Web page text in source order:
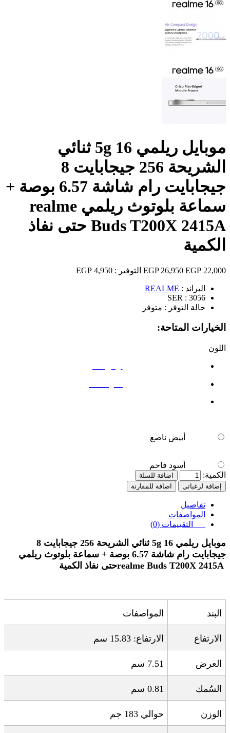
موبايل ريلمي 16 5g ثنائي
الشريحة 256 جيجابايت 8
جيجابايت رام شاشة 6.57 بوصة +
سماعة بلوتوث ريلمي realme
Buds T200X 2415A حتى نفاذ
الكمية
22,000 EGP
26,950 EGP التوفير : 4,950 EGP
البراند : REALME
SER : 3056
حالة التوفر : متوفر
الخيارات المتاحة:
اللون
أبيض ناصع
أسود فاحم
الكمية:
اضافة للسلة
إضافة لرغباتي
اضافة للمقارنة
تفاصيل
المواصفات
التقييمات (0)
موبايل ريلمي 16 5g
ثنائي الشريحة 256 جيجابايت 8
جيجابايت رام شاشة 6.57 بوصة + سماعة بلوتوث ريلمي
realme Buds T200X 2415Aحتى نفاذ الكمية
البند المواصفات
الارتفاع الارتفاع: 15.83 سم
العرض 7.51 سم
السُمك 0.81 سم
الوزن حوالي 183 جم